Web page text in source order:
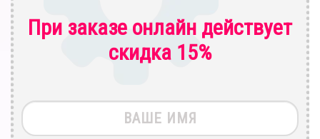
При заказе онлайн действует
скидка 15%